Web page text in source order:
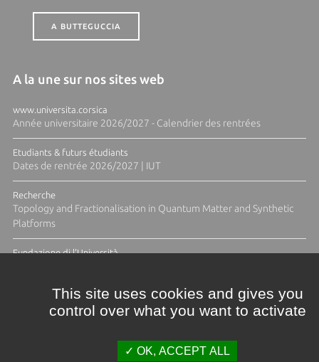
A BUTTEGUCCIA
A la une sur nos sites web
www.universita.corsica
Année universitaire 2026/2027 - Calendrier des rentrées
Etudiants & futurs étudiants
Dates de rentrée 2026/2027 | IUT
Recherche
Topology and Fractionalisation in Quantum Matter and Synthetic
Platforms
Fundazione di l'Università
This site uses cookies and gives you
control over what you want to activate
OK, ACCEPT ALL